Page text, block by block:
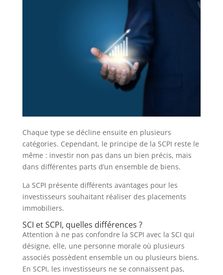
Chaque type se décline ensuite en plusieurs
catégories. Cependant, le principe de la SCPI reste le
même : investir non pas dans un bien précis, mais
dans différentes parts d’un ensemble de biens.
La SCPI présente différents avantages pour les
investisseurs souhaitant réaliser des placements
immobiliers.
SCI et SCPI, quelles différences ?
Attention à ne pas confondre la SCPI avec la SCI qui
désigne, elle, une personne morale où plusieurs
associés possèdent ensemble un ou plusieurs biens.
En SCPI, les investisseurs ne se connaissent pas,